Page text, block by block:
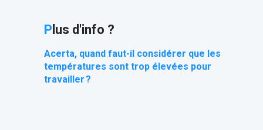
P lus d'info ?
Acerta, quand faut-il considérer que les
températures sont trop élevées pour
travailler ?